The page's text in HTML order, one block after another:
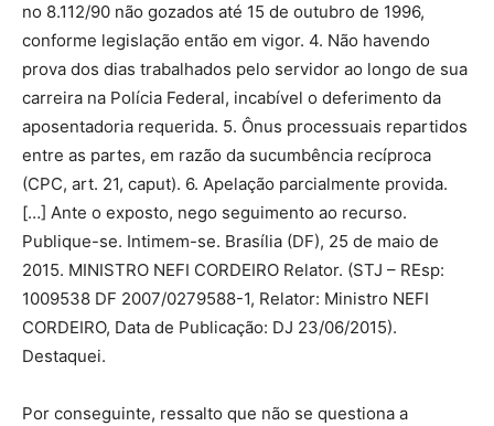
no 8.112/90 não gozados até 15 de outubro de 1996,
conforme legislação então em vigor. 4. Não havendo
prova dos dias trabalhados pelo servidor ao longo de sua
carreira na Polícia Federal, incabível o deferimento da
aposentadoria requerida. 5. Ônus processuais repartidos
entre as partes, em razão da sucumbência recíproca
(CPC, art. 21, caput). 6. Apelação parcialmente provida.
[…] Ante o exposto, nego seguimento ao recurso.
Publique-se. Intimem-se. Brasília (DF), 25 de maio de
2015. MINISTRO NEFI CORDEIRO Relator. (STJ – REsp:
1009538 DF 2007/0279588-1, Relator: Ministro NEFI
CORDEIRO, Data de Publicação: DJ 23/06/2015).
Destaquei.
Por conseguinte, ressalto que não se questiona a